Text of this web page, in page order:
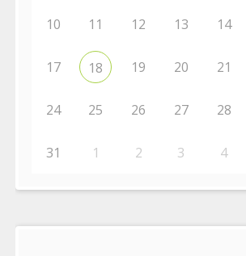
10 11 12 13 14
17 18 19 20 21
24 25 26 27 28
31 1 2 3 4